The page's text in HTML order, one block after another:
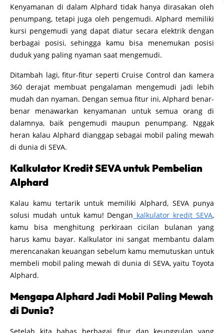
Kenyamanan di dalam Alphard tidak hanya dirasakan oleh
penumpang, tetapi juga oleh pengemudi. Alphard memiliki
kursi pengemudi yang dapat diatur secara elektrik dengan
berbagai posisi, sehingga kamu bisa menemukan posisi
duduk yang paling nyaman saat mengemudi.
Ditambah lagi, fitur-fitur seperti Cruise Control dan kamera
360 derajat membuat pengalaman mengemudi jadi lebih
mudah dan nyaman. Dengan semua fitur ini, Alphard benar-
benar menawarkan kenyamanan untuk semua orang di
dalamnya, baik pengemudi maupun penumpang. Nggak
heran kalau Alphard dianggap sebagai mobil paling mewah
di dunia di SEVA.
Kalkulator Kredit SEVA untuk Pembelian
Alphard
Kalau kamu tertarik untuk memiliki Alphard, SEVA punya
solusi mudah untuk kamu! Dengan kalkulator kredit SEVA,
kamu bisa menghitung perkiraan cicilan bulanan yang
harus kamu bayar. Kalkulator ini sangat membantu dalam
merencanakan keuangan sebelum kamu memutuskan untuk
membeli mobil paling mewah di dunia di SEVA, yaitu Toyota
Alphard.
Mengapa Alphard Jadi Mobil Paling Mewah
di Dunia?
Setelah kita bahas berbagai fitur dan keunggulan yang